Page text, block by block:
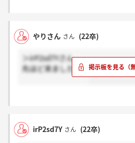
やりさん さん (22卒)
＞irP2sd7Yさん
先ほど来ましたよ！
irP2sd7Y さん (22卒)